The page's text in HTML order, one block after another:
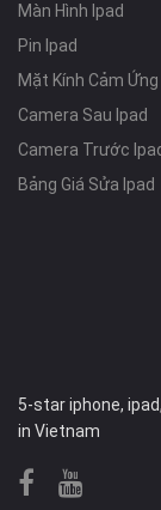
Màn Hình Ipad
Pin Ipad
Mặt Kính Cảm Ứng
Camera Sau Ipad
Camera Trước
Bảng Giá Sửa Ipad
5-star iphone,
in Vietnam